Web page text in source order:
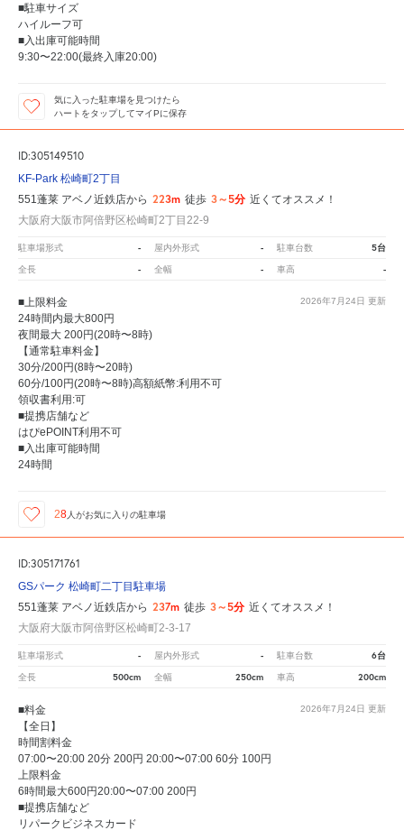
■駐車サイズ
ハイルーフ可
■入出庫可能時間
9:30〜22:00(最終入庫20:00)
気に入った駐車場を見つけたら
ハートをタップしてマイPに保存
ID:305149510
KF-Park 松崎町2丁目
551蓬莱 アベノ近鉄店から 223m 徒歩 3～5分 近くてオススメ！
大阪府大阪市阿倍野区松崎町2丁目22-9
駐車場形式 - 屋内外形式 - 駐車台数 5台
全長 - 全幅 - 車高 -
2026年7月24日 更新
■上限料金
24時間内最大800円
夜間最大 200円(20時〜8時)
【通常駐車料金】
30分/200円(8時〜20時)
60分/100円(20時〜8時)高額紙幣:利用不可
領収書利用:可
■提携店舗など
はぴePOINT利用不可
■入出庫可能時間
24時間
28 人がお気に入りの駐車場
ID:305171761
GSパーク 松崎町二丁目駐車場
551蓬莱 アベノ近鉄店から 237m 徒歩 3～5分 近くてオススメ！
大阪府大阪市阿倍野区松崎町2-3-17
駐車場形式 - 屋内外形式 - 駐車台数 6台
全長 500cm 全幅 250cm 車高 200cm
2026年7月24日 更新
■料金
【全日】
時間割料金
07:00〜20:00 20分 200円 20:00〜07:00 60分 100円
上限料金
6時間最大600円20:00〜07:00 200円
■提携店舗など
リパークビジネスカード